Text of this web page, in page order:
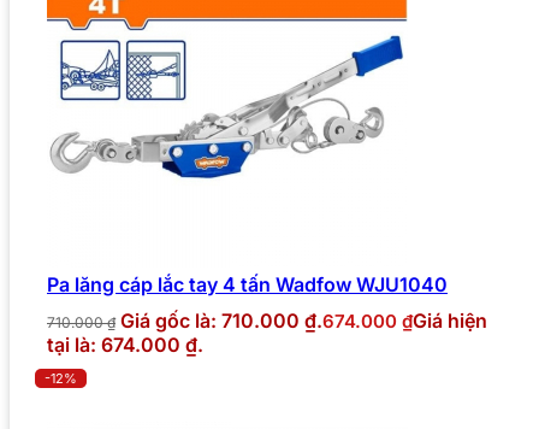
Pa lăng cáp lắc tay 4 tấn Wadfow WJU1040
710.000₫ Giá gốc là: 710.000 ₫.674.000 ₫Giá hiện
tại là: 674.000 ₫.
-12%